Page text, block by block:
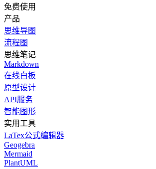
免费使用
产品
思维导图
流程图
思维笔记
Markdown
在线白板
原型设计
API服务
智能图形
实用工具
LaTex公式编辑器
Geogebra
Mermaid
PlantUML